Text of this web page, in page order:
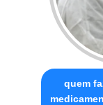
quem